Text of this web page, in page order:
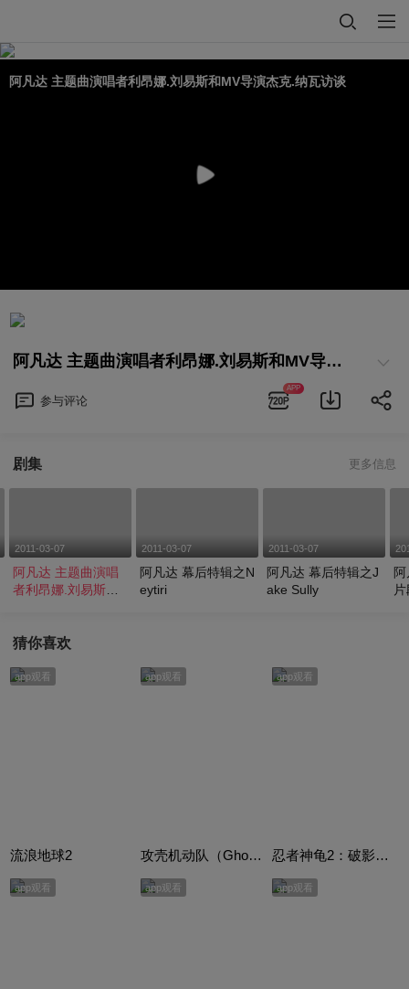
阿凡达 主题曲演唱者利昂娜.刘易斯和MV导演杰克.纳瓦访谈
阿凡达 主题曲演唱者利昂娜.刘易斯和MV导演杰克.纳瓦访谈
参与评论
APP
剧集 更多信息
2011-03-07
阿凡达 主题曲演唱
者利昂娜.刘易斯和
2011-03-07
阿凡达 幕后特辑之N
eytiri
2011-03-07
阿凡达 幕后特辑之J
ake Sully
猜你喜欢
app观看
流浪地球2
app观看
攻壳机动队（Ghost in the Shell）
app观看
忍者神龟2：破影而出（Teenage Mutant Ninja Turtles 2）
app观看 app观看 app观看